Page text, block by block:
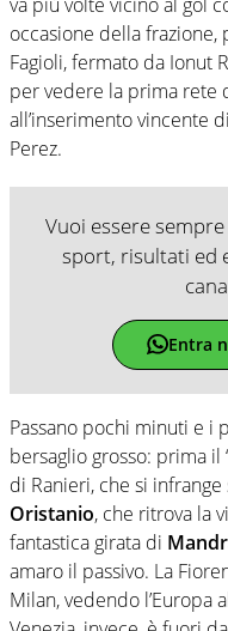
occasione della
Fagioli, fermato da Ionut
per vedere la prima rete
all’inserimento vincente di
Perez.
Vuoi essere
sport, risultati ed
Entra
Passano pochi minuti e i
bersaglio grosso: prima il
di Ranieri, che si
Oristanio, che ritrova la
fantastica girata di
amaro il passivo. La
Milan, vedendo l’Europa